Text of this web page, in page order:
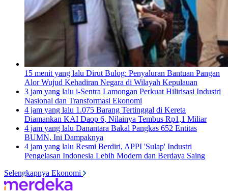
15 menit yang lalu Dirut Bulog: Penyaluran Bantuan Pangan
Alor Wujud Kehadiran Negara di Wilayah Kepulauan
3 jam yang lalu i-Sentra Lamongan Perkuat Hilirisasi Industri
Nasional dan Transformasi Ekonomi
4 jam yang lalu 1.075 Barang Tertinggal di Kereta
Diamankan KAI Daop 6, Nilainya Tembus Rp1,1 Miliar
4 jam yang lalu Danantara Bakal Pangkas 652 Entitas
BUMN, Ini Dampaknya
4 jam yang lalu Resmi Berdiri, APPI 'Sulap' Industri
Pengelasan Indonesia Lebih Modern dan Berdaya Saing
Selengkapnya Ekonomi